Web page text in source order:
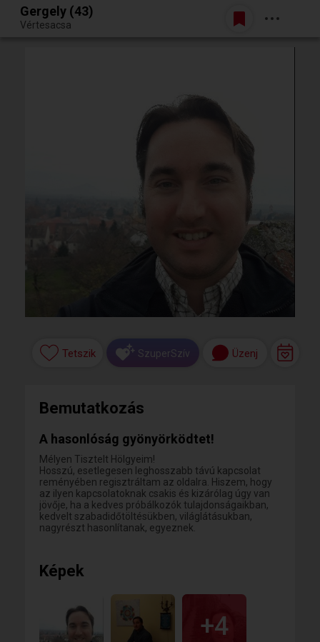
Egy jó randiból bármi lehet.
Belépés
Gergely (43)
Vértesacsa
Tetszik SzuperSzív Üzenj
Bemutatkozás
A hasonlóság gyönyörködtet!
Mélyen Tisztelt Hölgyeim!
Hosszú, esetlegesen leghosszabb távú kapcsolat
reményében regisztráltam az oldalra. Hiszem, hogy
az ilyen kapcsolatoknak csakis és kizárólag úgy van
jövője, ha a kedves próbálkozók tulajdonságaikban,
kedvelt szabadidőtöltésükben, világlátásukban,
nagyrészt hasonlítanak, egyeznek.
Képek
+4